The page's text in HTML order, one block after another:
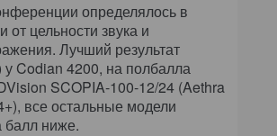
определялось в
от цельности звука и
Лучший результат
у Codian 4200, на полбалла
SCOPIA-100-12/24 (Aethra
все остальные модели
ниже.